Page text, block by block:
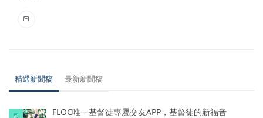
精選新聞稿 最新新聞稿
FLOC唯一基督徒專屬交友APP，基督徒的新福音